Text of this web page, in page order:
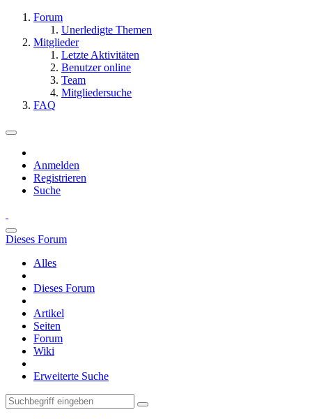
Forum
Unerledigte Themen
Mitglieder
Letzte Aktivitäten
Benutzer online
Team
Mitgliedersuche
FAQ
Anmelden
Registrieren
Suche
Dieses Forum
Alles
Dieses Forum
Artikel
Seiten
Forum
Wiki
Erweiterte Suche